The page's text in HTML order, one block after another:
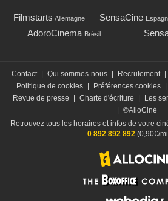
Filmstarts Allemagne SensaCine
AdoroCinema Brésil
Contact Qui sommes-nous Recrutement
Politique de cookies
Préférences cookies
Revue de presse
Charte d'écriture Les
©AlloCiné
Retrouvez tous les horaires et infos de votre
0 892 892 892(0,90€/